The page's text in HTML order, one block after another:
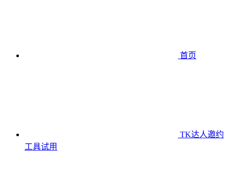
首页
TK达人邀约
工具试用